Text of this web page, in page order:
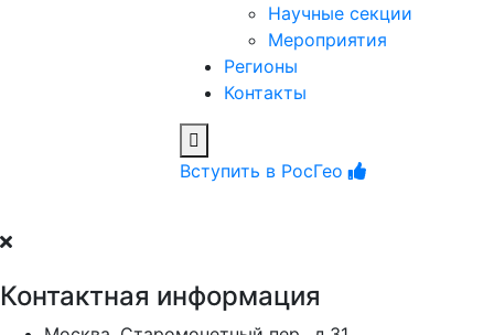
Научные секции
Мероприятия
Регионы
Контакты
Вступить в РосГео
Контактная информация